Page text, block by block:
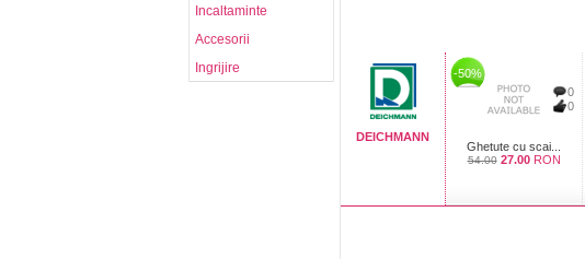
DEICHMANN
-50%
0
0
Ghetute cu scai...
54.00 27.00 RON
Incaltaminte
Accesorii
Ingrijire